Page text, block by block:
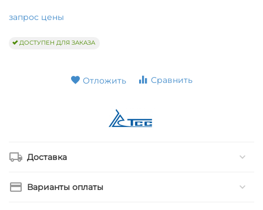
запрос цены
ДОСТУПЕН ДЛЯ ЗАКАЗА
Отложить Сравнить
Доставка
Варианты оплаты